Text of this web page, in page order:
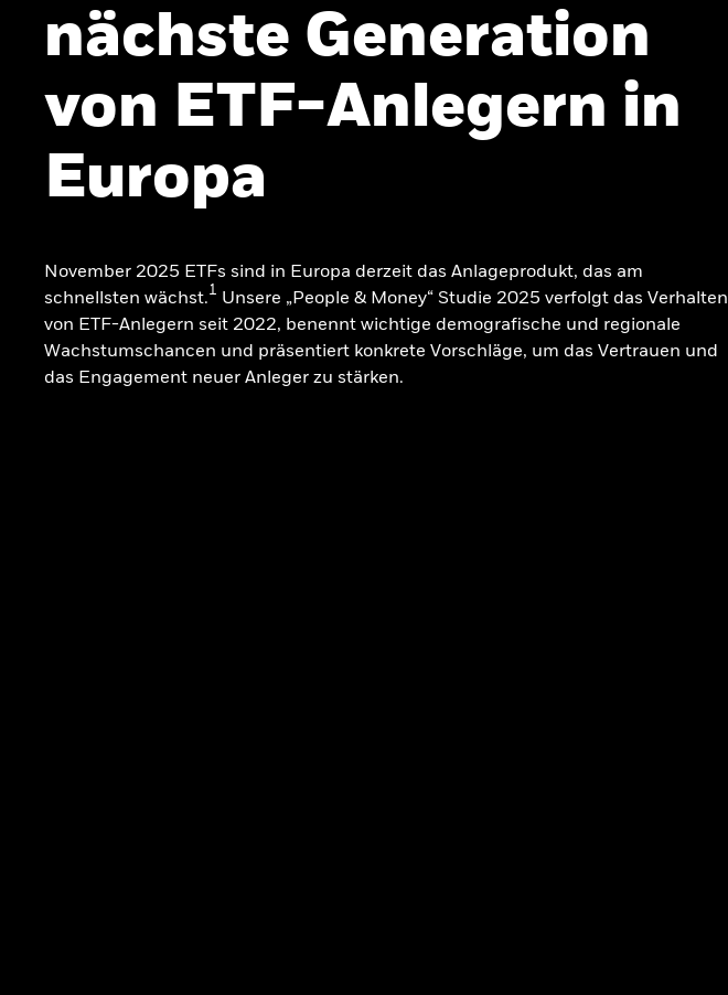
nächste Generation
von ETF-Anlegern in
Europa
November 2025 ETFs sind in Europa derzeit das Anlageprodukt, das am
schnellsten wächst.1 Unsere „People & Money“ Studie 2025 verfolgt das Verhalten
von ETF-Anlegern seit 2022, benennt wichtige demografische und regionale
Wachstumschancen und präsentiert konkrete Vorschläge, um das Vertrauen und
das Engagement neuer Anleger zu stärken.